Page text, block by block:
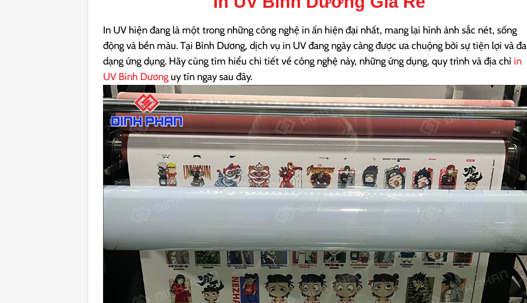
In UV hiện đang là một trong những công nghệ in ấn hiện đại nhất, mang lại hình ảnh sắc nét, sống
động và bền màu. Tại Bình Dương, dịch vụ in UV đang ngày càng được ưa chuộng bởi sự tiện lợi và đa
dạng ứng dụng. Hãy cùng tìm hiểu chi tiết về công nghệ này, những ứng dụng, quy trình và địa chỉ in
UV Bình Dương uy tín ngay sau đây.